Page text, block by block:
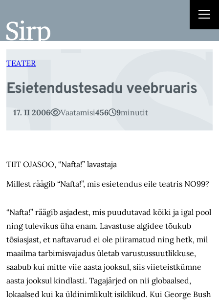
juurde
TEATER
Esietendustesadu veebruaris
17. II 2006 Vaatamisi456 9minutit
TIIT OJASOO, “Nafta!” lavastaja
Millest räägib “Nafta!”, mis esietendus eile teatris NO99?
“Nafta!” räägib asjadest, mis puudutavad kõiki ja igal pool
ning tulevikus üha enam. Lavastuse algidee tõukub
tõsiasjast, et naftavarud ei ole piiramatud ning hetk, mil
maailma tarbimisvajadus ületab varustussuutlikkuse,
saabub kui mitte viie aasta jooksul, siis viieteistkümne
aasta jooksul kindlasti. Tagajärjed on nii globaalsed,
lokaalsed kui ka üldinimlikult isiklikud. Kui George Bush